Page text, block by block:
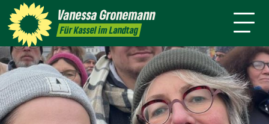
VanessaGronemann
Für Kassel im Landtag
Kontakt Mitmachen
Themen